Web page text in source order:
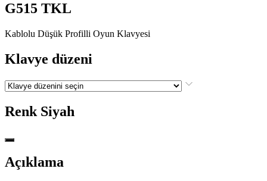
G515 TKL
Kablolu Düşük Profilli Oyun Klavyesi
Klavye düzeni
Renk Siyah
Açıklama